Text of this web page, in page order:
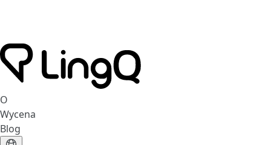
O
Wycena
Blog